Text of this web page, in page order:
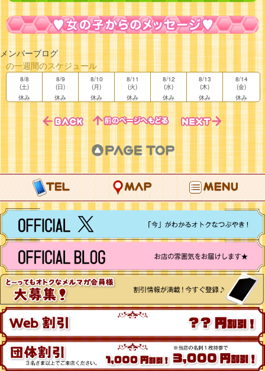
メンバーブログ
の一週間のスケジュール
8/8
(土)
休み
8/9
(日)
休み
8/10
(月)
休み
8/11
(火)
休み
8/12
(水)
休み
8/13
(木)
休み
8/14
(金)
休み